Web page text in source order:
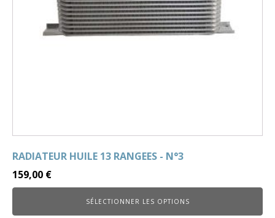
RADIATEUR HUILE 13 RANGEES - N°3
159,00 €
SÉLECTIONNER LES OPTIONS